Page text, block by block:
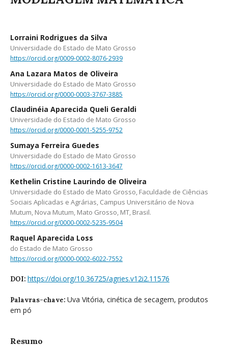
Lorraini Rodrigues da Silva
Universidade do Estado de Mato Grosso
https://orcid.org/0009-0002-8076-2939
Ana Lazara Matos de Oliveira
Universidade do Estado de Mato Grosso
https://orcid.org/0000-0003-3767-3885
Claudinéia Aparecida Queli Geraldi
Universidade do Estado de Mato Grosso
https://orcid.org/0000-0001-5255-9752
Sumaya Ferreira Guedes
Universidade do Estado de Mato Grosso
https://orcid.org/0000-0002-1613-3647
Kethelin Cristine Laurindo de Oliveira
Universidade do Estado de Mato Grosso, Faculdade de Ciências
Sociais Aplicadas e Agrárias, Campus Universitário de Nova
Mutum, Nova Mutum, Mato Grosso, MT, Brasil.
https://orcid.org/0000-0002-5235-9504
Raquel Aparecida Loss
do Estado de Mato Grosso
https://orcid.org/0000-0002-6022-7552
DOI: https://doi.org/10.36725/agries.v12i2.11576
Palavras-chave: Uva Vitória, cinética de secagem, produtos
em pó
Resumo